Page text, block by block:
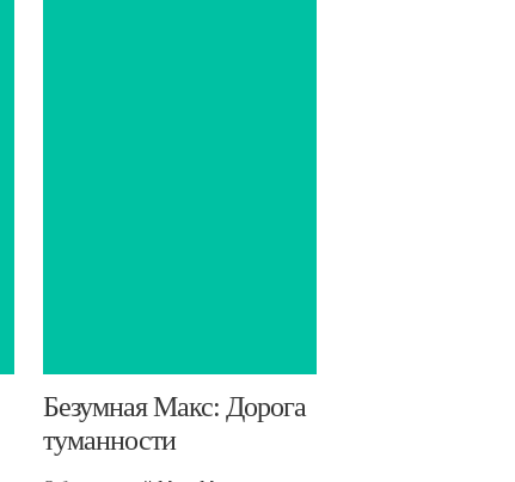
Безумная Макс: Дорога
туманности